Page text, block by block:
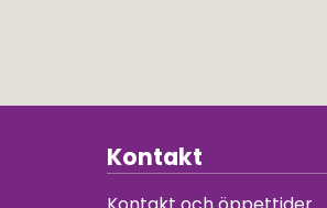
Kontakt